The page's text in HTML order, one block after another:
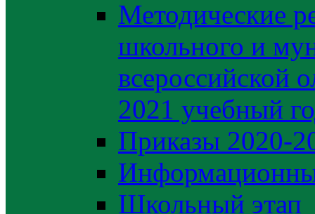
Методические
школьного и
всероссийской
2021 учебный
Приказы 2020-
Школьный этап